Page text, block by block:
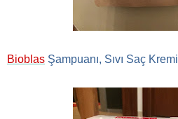
Bioblas Şampuanı, Sıvı Saç Kremi